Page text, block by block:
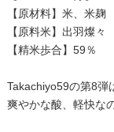
【原材料】米、米麹
【原料米】出羽燦々
【精米歩合】59％
Takachiyo59の第8弾
爽やかな酸、軽快な